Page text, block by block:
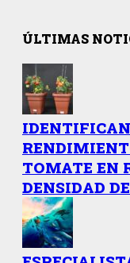
ÚLTIMAS
TOMATE EN
DENSIDAD